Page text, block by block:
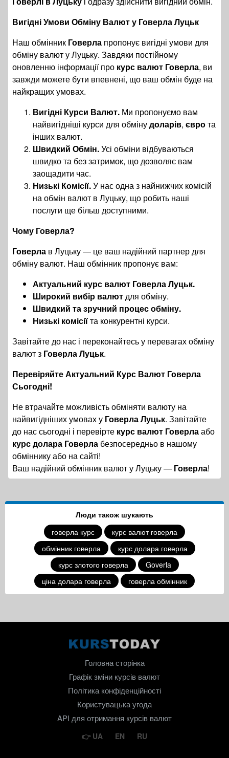
Вигідні Умови Обміну Валют у Говерла Луцьк
Наш обмінник Говерла пропонує вигідні умови для
обміну валют у Луцьку. Завдяки постійному
оновленню інформації про курс валют Говерла, ви
завжди можете бути впевнені, що ваш обмін буде на
найкращих умовах.
Вигідні Курси Валют. Ми пропонуємо вам
найвигідніші курси для обмінудоларів, єврота
інших валют.
Швидкий Обмін.Усі обміни відбуваються
швидко та без затримок, що дозволяє вам
заощадити час.
Низькі Комісії.У нас одна з найнижчих комісій
на обмін валют в Луцьку, що робить наші
послуги ще більш доступними.
Чому Говерла?
Говерла в Луцьку — це ваш надійний партнер для
обміну валют. Наш обмінник пропонує вам:
Актуальний курс валют Говерла Луцьк.
Широкий вибір валютдля обміну.
Швидкий та зручний процес обміну.
Низькі комісіїта конкурентні курси.
Завітайте до нас і переконайтесь у перевагах обміну
валют з Говерла Луцьк.
Перевіряйте Актуальний Курс Валют Говерла
Сьогодні!
Не втрачайте можливість обміняти валюту на
найвигідніших умовах у Говерла Луцьк. Завітайте
до нас сьогодні і перевірте курс валют Говерлаабо
курс долара Говерла безпосередньо в нашому
обміннику або на сайті!
Ваш надійний обмінник валют у Луцьку — Говерла!
Люди також шукають
говерла курс
курс валют говерла
обмінник говерла
курс долара говерла
курс злотого говерла
Goverla
ціна долара говерла
говерла обмінник
Головна сторінка
Графік зміни курсів валют
Політика конфіденційності
Користувацька угода
API для отримання курсів валют
UA EN RU